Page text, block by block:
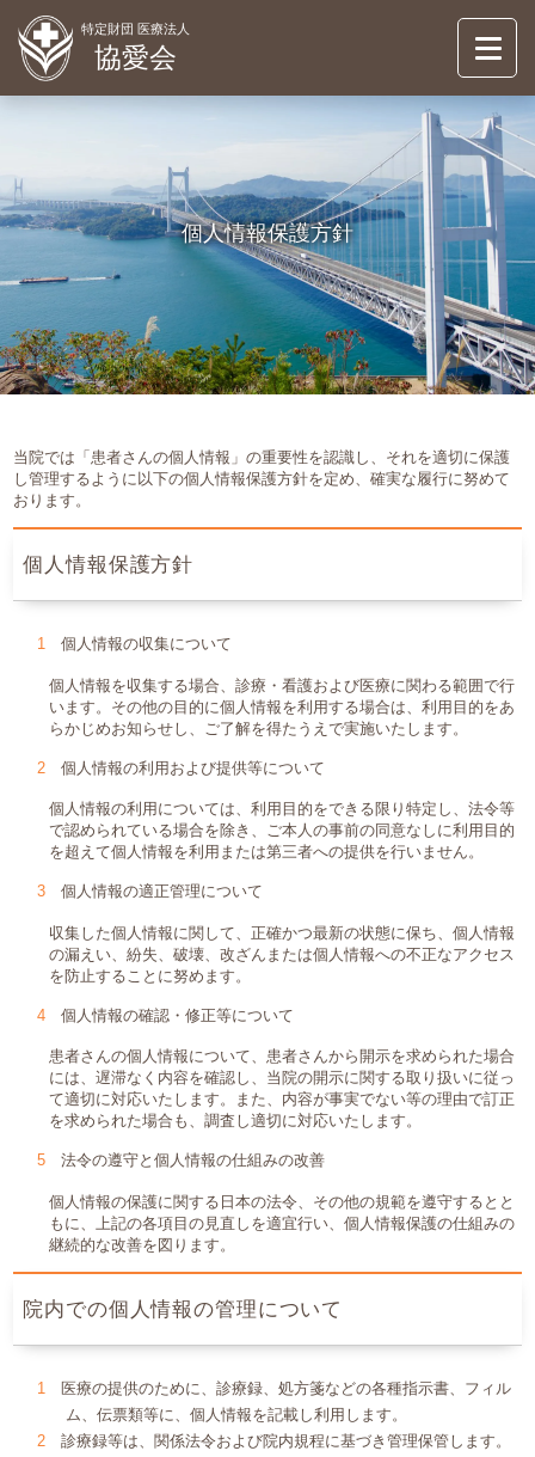
特定財団 医療法人
協愛会
倉敷シティ病院
KURASHIKI CITY HOSUPITAL
お知らせ
NEWS
情報公開
INFORMATION
採用情報
086-472-7111
個人情報保護方針
当院では「患者さんの個人情報」の重要性を認識し、それを適切に保護
し管理するように以下の個人情報保護方針を定め、確実な履行に努めて
おります。
個人情報保護方針
個人情報の収集について
個人情報を収集する場合、診療・看護および医療に関わる範囲で行
います。その他の目的に個人情報を利用する場合は、利用目的をあ
らかじめお知らせし、ご了解を得たうえで実施いたします。
個人情報の利用および提供等について
個人情報の利用については、利用目的をできる限り特定し、法令等
で認められている場合を除き、ご本人の事前の同意なしに利用目的
を超えて個人情報を利用または第三者への提供を行いません。
個人情報の適正管理について
収集した個人情報に関して、正確かつ最新の状態に保ち、個人情報
の漏えい、紛失、破壊、改ざんまたは個人情報への不正なアクセス
を防止することに努めます。
個人情報の確認・修正等について
患者さんの個人情報について、患者さんから開示を求められた場合
には、遅滞なく内容を確認し、当院の開示に関する取り扱いに従っ
て適切に対応いたします。また、内容が事実でない等の理由で訂正
を求められた場合も、調査し適切に対応いたします。
法令の遵守と個人情報の仕組みの改善
個人情報の保護に関する日本の法令、その他の規範を遵守するとと
もに、上記の各項目の見直しを適宜行い、個人情報保護の仕組みの
継続的な改善を図ります。
院内での個人情報の管理について
医療の提供のために、診療録、処方箋などの各種指示書、フィル
ム、伝票類等に、個人情報を記載し利用します。
診療録等は、関係法令および院内規程に基づき管理保管します。